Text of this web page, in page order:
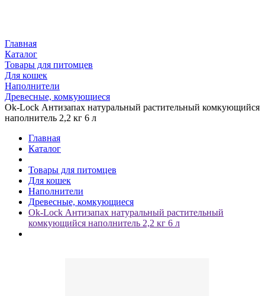
Главная
Каталог
Товары для питомцев
Для кошек
Наполнители
Древесные, комкующиеся
Ok-Lock Антизапах натуральный растительный комкующийся
наполнитель 2,2 кг 6 л
Главная
Каталог
Товары для питомцев
Для кошек
Наполнители
Древесные, комкующиеся
Ok-Lock Антизапах натуральный растительный
комкующийся наполнитель 2,2 кг 6 л